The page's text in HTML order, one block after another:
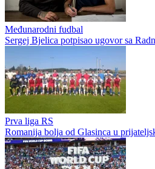
Prva liga RS
Prva liga Republike Srpske bez
Stupar i Mitrović nova pojačanja